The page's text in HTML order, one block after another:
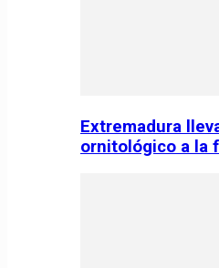
Extremadura
ornitológico a la